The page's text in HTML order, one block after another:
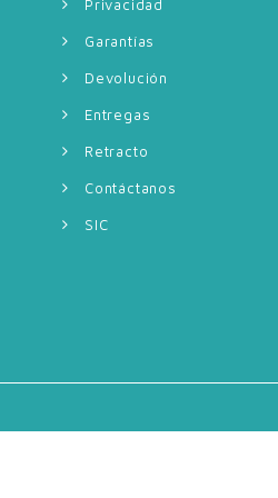
Privacidad
Garantías
Devolución
Entregas
Retracto
Contáctanos
SIC